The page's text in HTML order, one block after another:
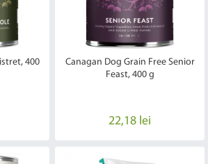
400
Canagan Dog Grain Free Senior
Feast, 400 g
22,18 lei